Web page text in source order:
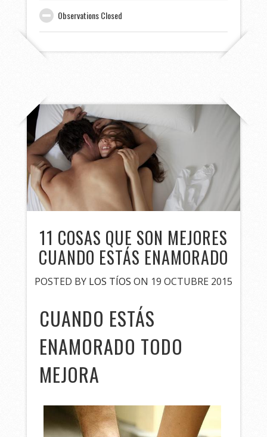
Observations Closed
11 COSAS QUE SON MEJORES
CUANDO ESTÁS ENAMORADO
POSTED BY LOS TÍOS ON 19 OCTUBRE 2015
CUANDO ESTÁS
ENAMORADO TODO
MEJORA